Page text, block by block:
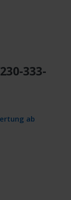
333-
ab